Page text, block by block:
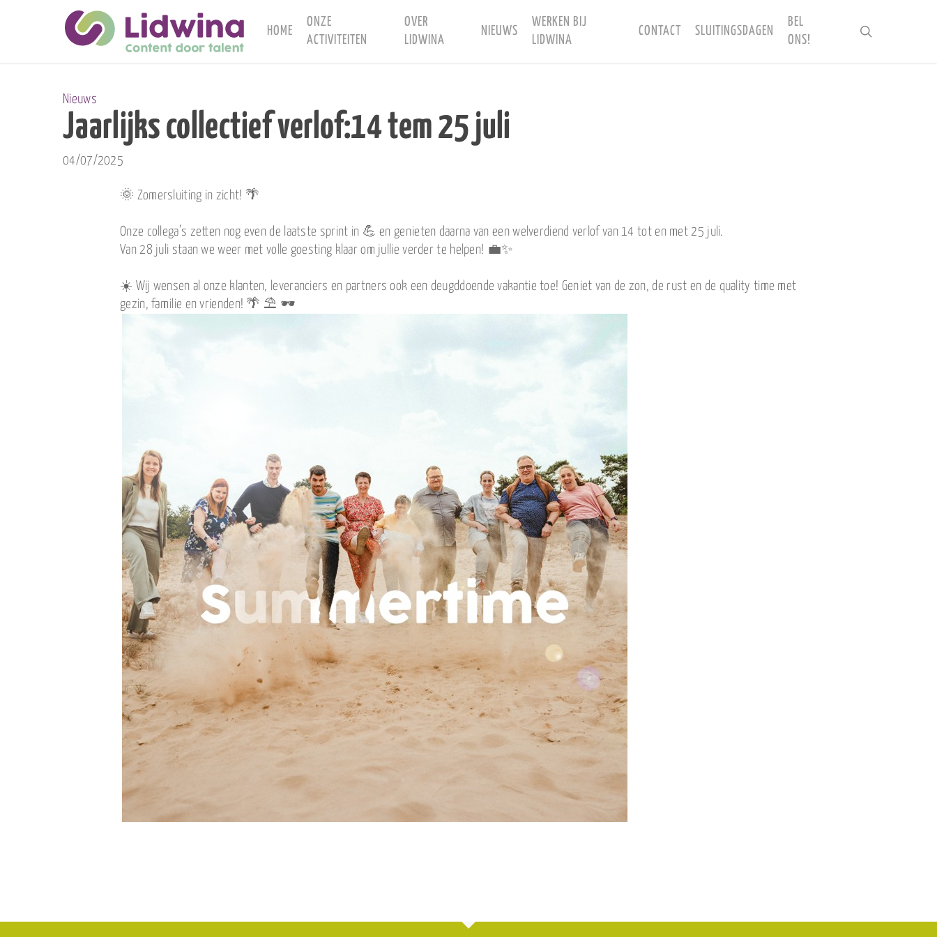
HOME
ONZE
ACTIVITEITEN
OVER
LIDWINA
NIEUWS
WERKEN BIJ
LIDWINA
CONTACT SLUITINGSDAGEN
BEL
ONS!
Nieuws
Jaarlijks collectief verlof:14 tem 25 juli
04/07/2025
🌞 Zomersluiting in zicht! 🌴
Onze collega’s zetten nog even de laatste sprint in 💪 en genieten daarna van een welverdiend verlof van 14 tot en met 25 juli.
Van 28 juli staan we weer met volle goesting klaar om jullie verder te helpen! 💼✨
☀️ Wij wensen al onze klanten, leveranciers en partners ook een deugddoende vakantie toe! Geniet van de zon, de rust en de quality time met
gezin, familie en vrienden! 🌴 ⛱️ 🕶️